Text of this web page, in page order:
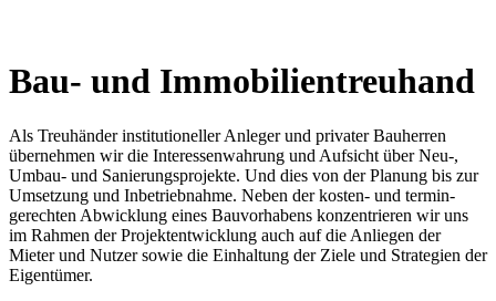
Bau- und Immobilientreuhand
Als Treuhänder institutioneller Anleger und privater Bauherren
übernehmen wir die Interessenwahrung und Aufsicht über Neu-,
Umbau- und Sanierungsprojekte. Und dies von der Planung bis zur
Umsetzung und Inbetriebnahme. Neben der kosten- und termin­
gerechten Abwicklung eines Bauvorhabens konzentrieren wir uns
im Rahmen der Projektentwicklung auch auf die Anliegen der
Mieter und Nutzer sowie die Einhaltung der Ziele und Strategien der
Eigentümer.